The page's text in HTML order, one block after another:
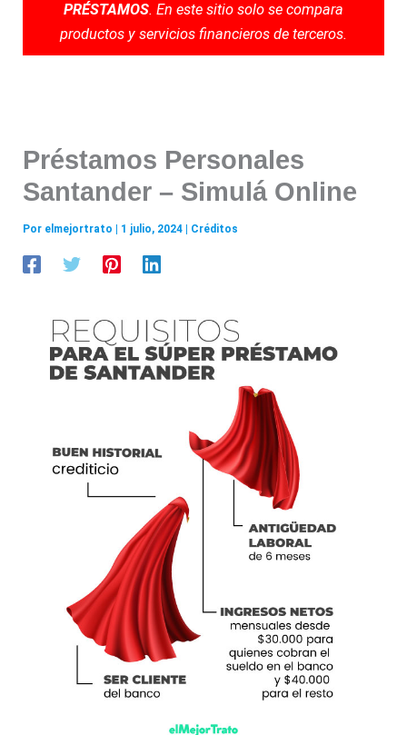
PRÉSTAMOS. En este sitio solo se compara
productos y servicios financieros de terceros.
Préstamos Personales
Santander – Simulá Online
Por elmejortrato 1 julio, 2024 Créditos